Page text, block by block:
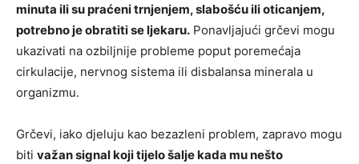
minuta ili su praćeni trnjenjem, slabošću ili oticanjem,
potrebno je obratiti se ljekaru. Ponavljajući grčevi mogu
ukazivati na ozbiljnije probleme poput poremećaja
cirkulacije, nervnog sistema ili disbalansa minerala u
organizmu.
Grčevi, iako djeluju kao bezazleni problem, zapravo mogu
biti važan signal koji tijelo šalje kada mu nešto